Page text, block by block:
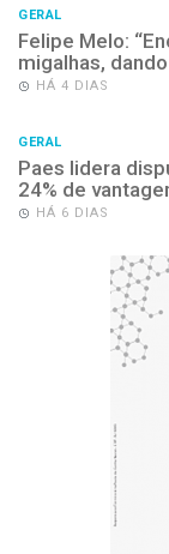
GERAL
Felipe Melo:
migalhas,
HÁ 4 DIAS
GERAL
Paes lidera
24% de
HÁ 6 DIAS